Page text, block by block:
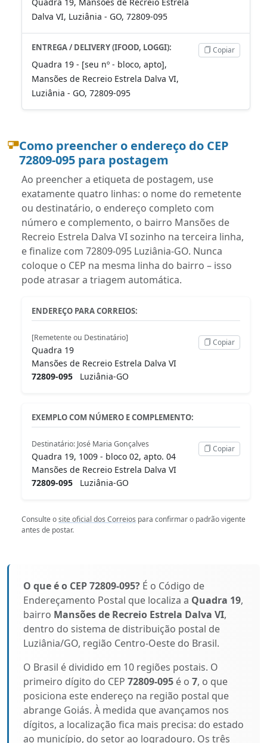
Dalva VI, Luziânia - GO, 72809-095
ENTREGA / DELIVERY (IFOOD, LOGGI):
Quadra 19 - [seu nº - bloco, apto],
Mansões de Recreio Estrela Dalva VI,
Luziânia - GO, 72809-095
Copiar
Como preencher o endereço do CEP
72809-095 para postagem
Ao preencher a etiqueta de postagem, use
exatamente quatro linhas: o nome do remetente
ou destinatário, o endereço completo com
número e complemento, o bairro Mansões de
Recreio Estrela Dalva VI sozinho na terceira linha,
e finalize com 72809-095 Luziânia-GO. Nunca
coloque o CEP na mesma linha do bairro – isso
pode atrasar a triagem automática.
ENDEREÇO PARA CORREIOS:
[Remetente ou Destinatário]
Quadra 19
Mansões de Recreio Estrela Dalva VI
72809-095 Luziânia-GO
Copiar
EXEMPLO COM NÚMERO E COMPLEMENTO:
Destinatário: José Maria Gonçalves
Quadra 19, 1009 - bloco 02, apto. 04
Mansões de Recreio Estrela Dalva VI
72809-095 Luziânia-GO
Copiar
Consulte osite oficial dos Correios para confirmar o padrão vigente
antes de postar.
O que é o CEP 72809-095? É o Código de
Endereçamento Postal que localiza a Quadra 19,
bairro Mansões de Recreio Estrela Dalva VI,
dentro do sistema de distribuição postal de
Luziânia/GO, região Centro-Oeste do Brasil.
O Brasil é dividido em 10 regiões postais. O
primeiro dígito do CEP 72809-095 é o 7, o que
posiciona este endereço na região postal que
abrange Goiás. À medida que avançamos nos
dígitos, a localização fica mais precisa: do estado
ao município, do setor ao logradouro. Os três